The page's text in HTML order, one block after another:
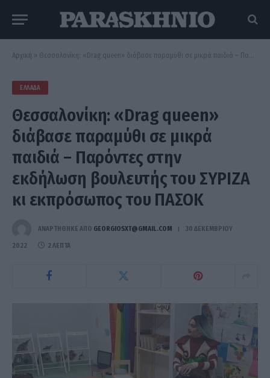
Αρχική » Θεσσαλονίκη: «Drag queen» διάβασε παραμύθι σε μικρά παιδιά – Παρόντες στην εκδήλωση βουλευτής του ΣΥΡΙΖΑ κι εκπρόσωπος του ΠΑΣΟΚ
ΕΛΛΆΔΑ
Θεσσαλονίκη: «Drag queen»
διάβασε παραμύθι σε μικρά
παιδιά – Παρόντες στην
εκδήλωση βουλευτής του ΣΥΡΙΖΑ
κι εκπρόσωπος του ΠΑΣΟΚ
ΑΝΑΡΤΗΘΗΚΕ ΑΠΟ GEORGIOSXT@GMAIL.COM 30 ΔΕΚΕΜΒΡΊΟΥ
2022 2 ΛΕΠΤΆ